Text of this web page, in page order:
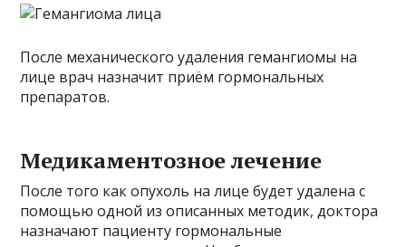
После механического удаления гемангиомы на
лице врач назначит приём гормональных
препаратов.
Медикаментозное лечение
После того как опухоль на лице будет удалена с
помощью одной из описанных методик, доктора
назначают пациенту гормональные